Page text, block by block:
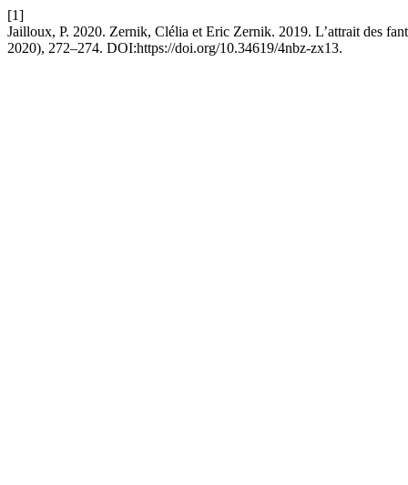
[1]
Jailloux, P. 2020. Zernik, Clélia et Eric Zernik. 2019. L’attrait des
2020), 272–274. DOI:https://doi.org/10.34619/4nbz-zx13.